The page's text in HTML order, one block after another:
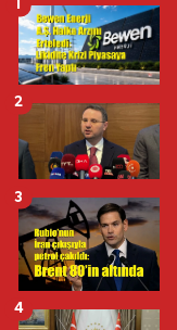
2
3
4